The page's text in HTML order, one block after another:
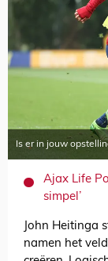
Is er in jouw
Ajax Life
simpel’
John Heitinga
namen het